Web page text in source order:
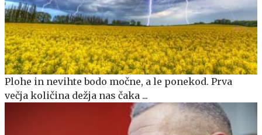
Plohe in nevihte bodo močne, a le ponekod. Prva
večja količina dežja nas čaka ...